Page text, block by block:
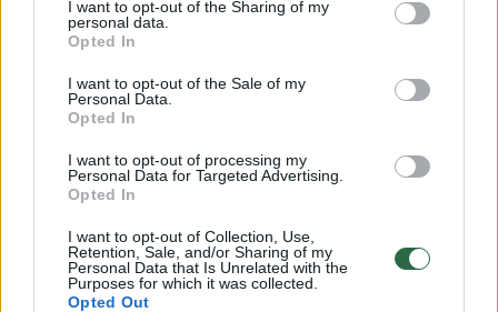
I want to opt-out of the Sharing of my
personal data.
Opted In
I want to opt-out of the Sale of my
Personal Data.
Opted In
I want to opt-out of processing my
Personal Data for Targeted Advertising.
Opted In
I want to opt-out of Collection, Use,
Retention, Sale, and/or Sharing of my
Personal Data that Is Unrelated with the
Purposes for which it was collected.
Opted Out
JAV teisėsaugos po visą pasaulį gaudomas
milijonierius tikina, kad rado prieglobstį
Lietuvoje
Pasaulis